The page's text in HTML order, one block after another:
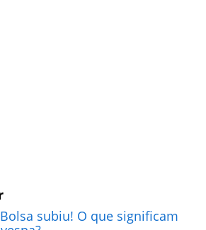
subiu! O que significam